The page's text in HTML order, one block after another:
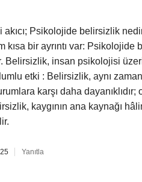
akıcı; Psikolojide belirsizlik
kısa bir ayrıntı var:
Belirsizlik, insan psikolojisi
etki : Belirsizlik, aynı
karşı daha
kaygının ana kaynağı
Yanıtla